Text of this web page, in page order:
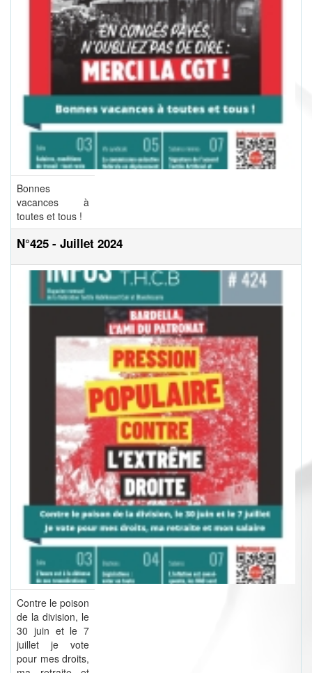
Bonnes
vacances à
toutes et tous !
N°425 - Juillet 2024
Contre le poison
de la division, le
30 juin et le 7
juillet je vote
pour mes droits,